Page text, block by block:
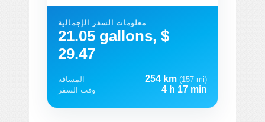
معلومات السفر الإجمالية
21.05 gallons, $
29.47
المسافة 254 km (157 mi)
وقت السفر
4 h 17 min